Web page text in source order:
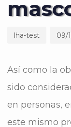
lha-test 09/
Así como la
sido
en personas,
este mismo